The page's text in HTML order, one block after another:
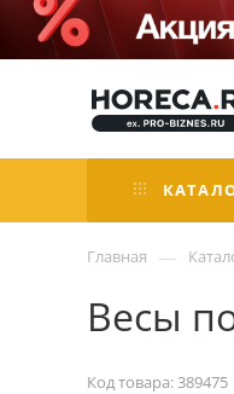
Главная —
Весы
Код товара: 389475